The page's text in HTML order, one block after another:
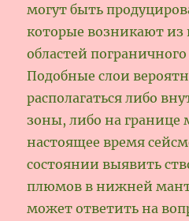
могут быть
которые возникают из
областей
Подобные слои
располагаться либо
зоны, либо на границе
настоящее время
состоянии выявить
плюмов в нижней
может ответить на